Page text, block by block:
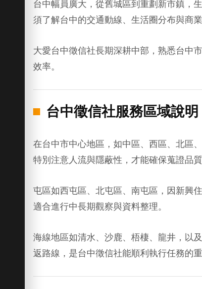
台中幅員廣大，從舊城區到重劃新市鎮，
須了解台中的交通動線、生活圈分布與商
大愛台中徵信社長期深耕中部，熟悉台中
效率。
台中徵信社服務區域說
在台中市中心地區，如中區、西區、北區
特別注意人流與隱蔽性，才能確保蒐證品質
屯區如西屯區、北屯區、南屯區，因新興
適合進行中長期觀察與資料整理。
海線地區如清水、沙鹿、梧棲、龍井，以
返路線，是台中徵信社能順利執行任務的重